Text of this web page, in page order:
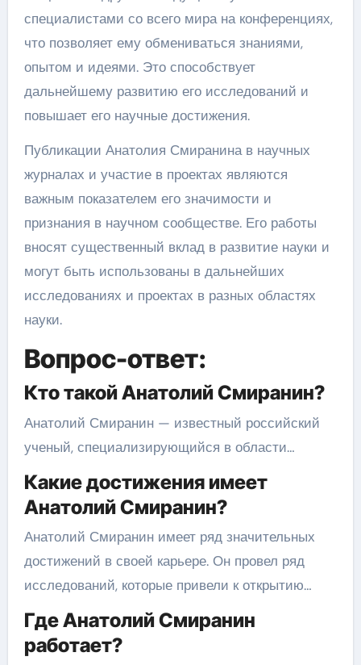
специалистами со всего мира на конференциях,
что позволяет ему обмениваться знаниями,
опытом и идеями. Это способствует
дальнейшему развитию его исследований и
повышает его научные достижения.
Публикации Анатолия Смиранина в научных
журналах и участие в проектах являются
важным показателем его значимости и
признания в научном сообществе. Его работы
вносят существенный вклад в развитие науки и
могут быть использованы в дальнейших
исследованиях и проектах в разных областях
науки.
Вопрос-ответ:
Кто такой Анатолий Смиранин?
Анатолий Смиранин — известный российский
ученый, специализирующийся в области…
Какие достижения имеет
Анатолий Смиранин?
Анатолий Смиранин имеет ряд значительных
достижений в своей карьере. Он провел ряд
исследований, которые привели к открытию…
Где Анатолий Смиранин
работает?